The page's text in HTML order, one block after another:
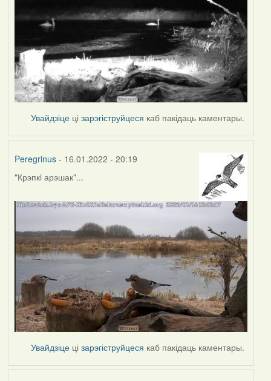
Увайдзіце цізарэгіструйцеся каб пакідаць каментары.
Peregrinus- 16.01.2022 - 20:19
"Крэпкi арэшак"...
Увайдзіце цізарэгіструйцеся каб пакідаць каментары.